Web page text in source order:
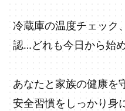
冷蔵庫の温度チェック
認…どれも今日から始
あなたと家族の健康を
安全習慣をしっかり身